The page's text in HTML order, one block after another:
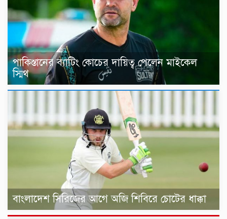
পাকিস্তানের ব্যাটিং কোচের দায়িত্ব পেলেন মাইকেল
স্মিথ
বাংলাদেশ সিরিজের আগে অজি শিবিরে চোটের ধাক্কা